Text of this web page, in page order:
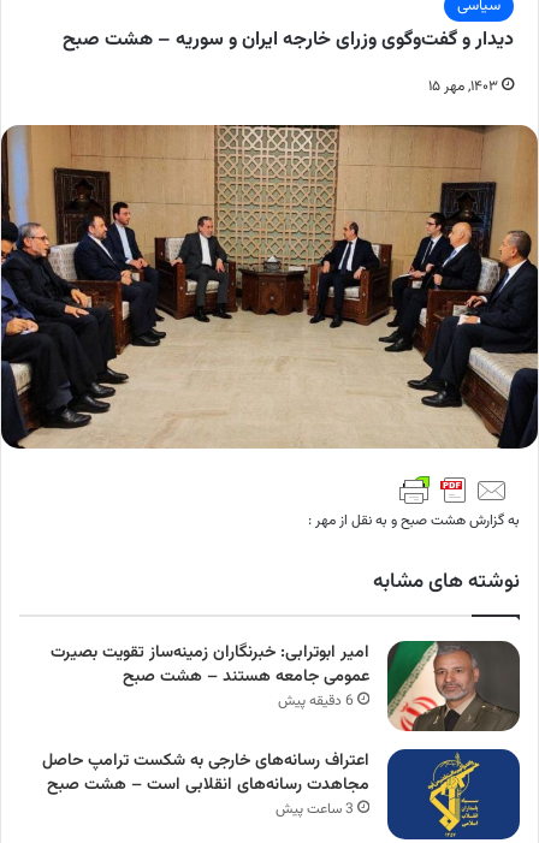
سیاسی
دیدار و گفت‌وگوی وزرای خارجه ایران و سوریه – هشت صبح
۱۴۰۳, مهر ۱۵
به گزارش هشت صبح و به نقل از مهر :
نوشته های مشابه
امیر ابوترابی: خبرنگاران زمینه‌ساز تقویت بصیرت
عمومی جامعه هستند – هشت صبح
6 دقیقه پیش
اعتراف رسانه‌های خارجی به شکست ترامپ حاصل
مجاهدت رسانه‌های انقلابی است – هشت صبح
3 ساعت پیش